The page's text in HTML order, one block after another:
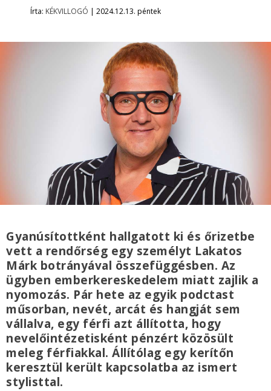
Írta: KÉKVILLOGÓ | 2024.12.13. péntek
Gyanúsítottként hallgatott ki és őrizetbe
vett a rendőrség egy személyt Lakatos
Márk botrányával összefüggésben. Az
ügyben emberkereskedelem miatt zajlik a
nyomozás. Pár hete az egyik podctast
műsorban, nevét, arcát és hangját sem
vállalva, egy férfi azt állította, hogy
nevelőintézetisként pénzért közösült
meleg férfiakkal. Állítólag egy kerítőn
keresztül került kapcsolatba az ismert
stylisttal.